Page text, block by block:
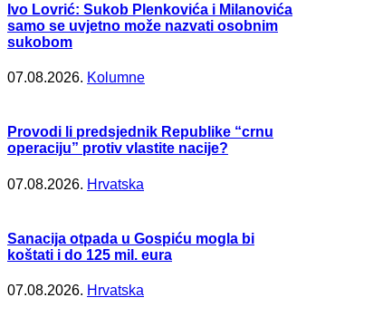
Ivo Lovrić: Sukob Plenkovića i Milanovića
samo se uvjetno može nazvati osobnim
sukobom
07.08.2026. Kolumne
Provodi li predsjednik Republike “crnu
operaciju” protiv vlastite nacije?
07.08.2026. Hrvatska
Sanacija otpada u Gospiću mogla bi
koštati i do 125 mil. eura
07.08.2026. Hrvatska